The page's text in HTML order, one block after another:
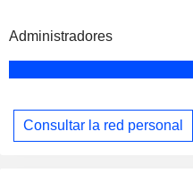
Administradores
Consultar la red personal